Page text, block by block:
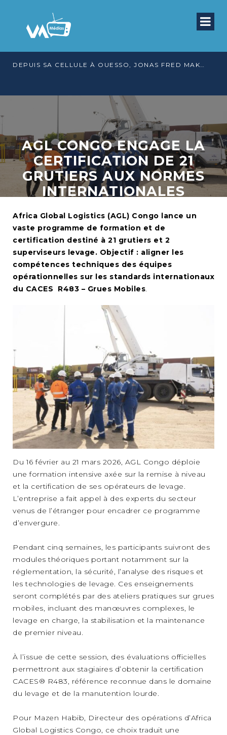
DEPUIS SA CELLULE À OUESSO, JONAS FRED MAKITA DÉNONCE CE QU’IL QUALIFIE DE DÉNI DE JUSTICE
AGL CONGO ENGAGE LA
CERTIFICATION DE 21
GRUTIERS AUX NORMES
INTERNATIONALES
Africa Global Logistics (AGL) Congo lance un
vaste programme de formation et de
certification destiné à 21 grutiers et 2
superviseurs levage. Objectif : aligner les
compétences techniques des équipes
opérationnelles sur les standards internationaux
du CACES R483 – Grues Mobiles.
Du 16 février au 21 mars 2026, AGL Congo déploie
une formation intensive axée sur la remise à niveau
et la certification de ses opérateurs de levage.
L’entreprise a fait appel à des experts du secteur
venus de l’étranger pour encadrer ce programme
d’envergure.
Pendant cinq semaines, les participants suivront des
modules théoriques portant notamment sur la
réglementation, la sécurité, l’analyse des risques et
les technologies de levage. Ces enseignements
seront complétés par des ateliers pratiques sur grues
mobiles, incluant des manœuvres complexes, le
levage en charge, la stabilisation et la maintenance
de premier niveau.
À l’issue de cette session, des évaluations officielles
permettront aux stagiaires d’obtenir la certification
CACES® R483, référence reconnue dans le domaine
du levage et de la manutention lourde.
Pour Mazen Habib, Directeur des opérations d’Africa
Global Logistics Congo, ce choix traduit une